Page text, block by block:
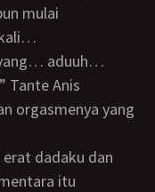
mulai
Anis
orgasmenya yang
itu